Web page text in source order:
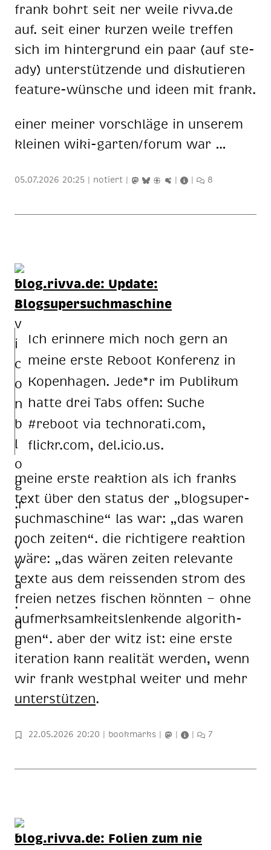
frank bohrt seit ner wei­le riv­va.de
auf. seit ei­ner kur­zen wei­le tref­fen
sich im hin­ter­grund ein paar (auf ste­
ady) un­ter­stüt­zen­de und dis­ku­tie­ren
fea­ture-wün­sche und ideen mit frank.
ei­ner mei­ner vor­schlä­ge in un­se­rem
klei­nen wiki-gar­ten/fo­rum war …
05.07.2026 20:25 | notiert | | | 8
blog.rivva.de: Update:
Blogsupersuchmaschine
Ich erinnere mich noch gern an
meine erste Reboot Konferenz in
Ko­pen­ha­gen. Jede*r im Publikum
hatte drei Tabs offen: Suche
#reboot via tech­no­ra­ti.com,
flickr.com, del.icio.us.
meine erste reaktion als ich franks
text über den status der „blog­super­
such­ma­schi­ne“ las war: „das waren
noch zeiten“. die rich­ti­ge­re reaktion
wäre: „das wären zeiten relevante
texte aus dem reis­sen­den strom des
freien netzes fischen könnten — ohne
auf­merk­sam­keits­len­ken­de al­go­rith­
men“. aber der witz ist: eine erste
iteration kann realität werden, wenn
wir frank westphal weiter und mehr
un­ter­stüt­zen.
22.05.2026 20:20 | bookmarks| | | 7
blog.rivva.de: Folien zum nie